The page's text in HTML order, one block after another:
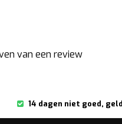
van een review
14 dagen niet goed,